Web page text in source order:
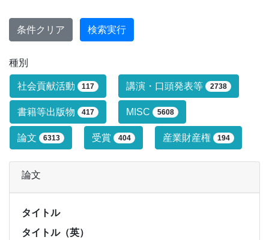
条件クリア 検索実行
種別
研究業績タイプによる絞り込み条件で
社会貢献活動 117 講演・口頭発表等 2738
書籍等出版物 417 MISC 5608
論文 6313 受賞 404 産業財産権 194
論文
タイトル
タイトル（英）